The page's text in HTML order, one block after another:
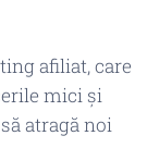
afiliat, care
mici și
atragă noi